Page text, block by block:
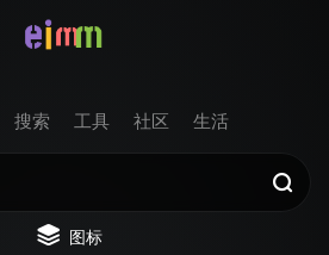
搜索 工具 社区 生活
图标